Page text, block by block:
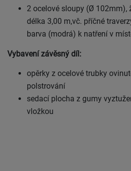
2 ocelové sloupy (Ø 102mm),
délka 3,00 m,vč. příčné
barva (modrá) k natření v
Vybavení závěsný díl:
opěrky z ocelové trubky
polstrování
sedací plocha z gumy
vložkou